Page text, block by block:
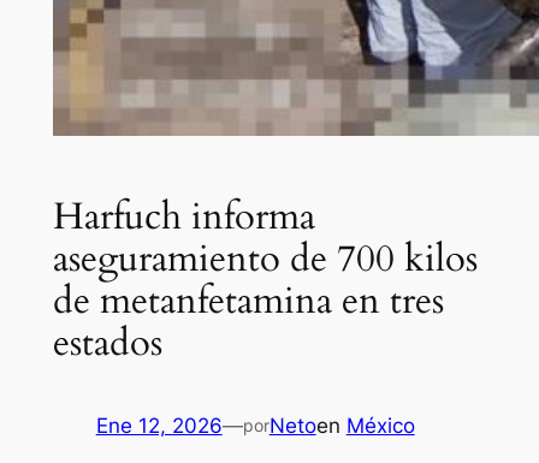
Harfuch informa
aseguramiento de 700 kilos
de metanfetamina en tres
estados
Ene 12, 2026—porNetoen México